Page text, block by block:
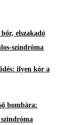
elszakadó
szindróma
ilyen kór a
bombára: